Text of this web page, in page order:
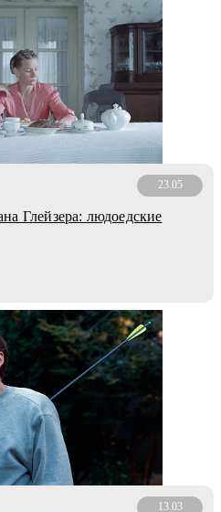
23.05
Глейзера: людоедские
13.03